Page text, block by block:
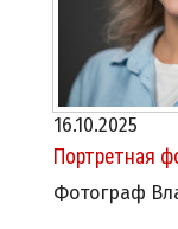
16.10.2025
Портретная
Фотограф